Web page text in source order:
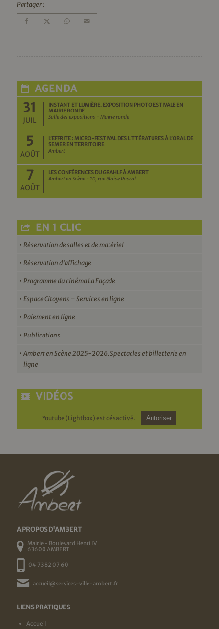
Partager :
AGENDA
31
JUIL
INSTANT ET LUMIÈRE. EXPOSITION PHOTO ESTIVALE EN
MAIRIE RONDE
Salle des expositions - Mairie ronde
5
AOÛT
L’EFFRITE : MICRO-FESTIVAL DES LITTÉRATURES À L’ORAL DE
SEMER EN TERRITOIRE
Ambert
7
AOÛT
LES CONFÉRENCES DU GRAHLF À AMBERT
Ambert en Scène - 10, rue Blaise Pascal
EN 1 CLIC
Réservation de salles et de matériel
Réservation d’affichage
Programme du cinéma La Façade
Espace Citoyens – Services en ligne
Paiement en ligne
Publications
Ambert en Scène 2025-2026. Spectacles et billetterie en
ligne
VIDÉOS
Youtube (Lightbox) est désactivé. Autoriser
A PROPOS D'AMBERT
Mairie - Boulevard Henri IV
63600 AMBERT
04 73 82 07 60
accueil@services-ville-ambert.fr
LIENS PRATIQUES
Accueil